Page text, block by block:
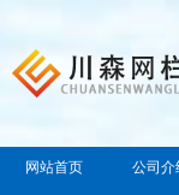
网站首页 公司介